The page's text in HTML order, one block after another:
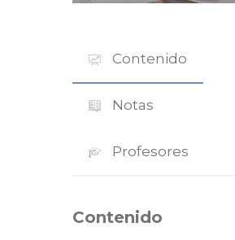
Contenido
Notas
Profesores
Contenido